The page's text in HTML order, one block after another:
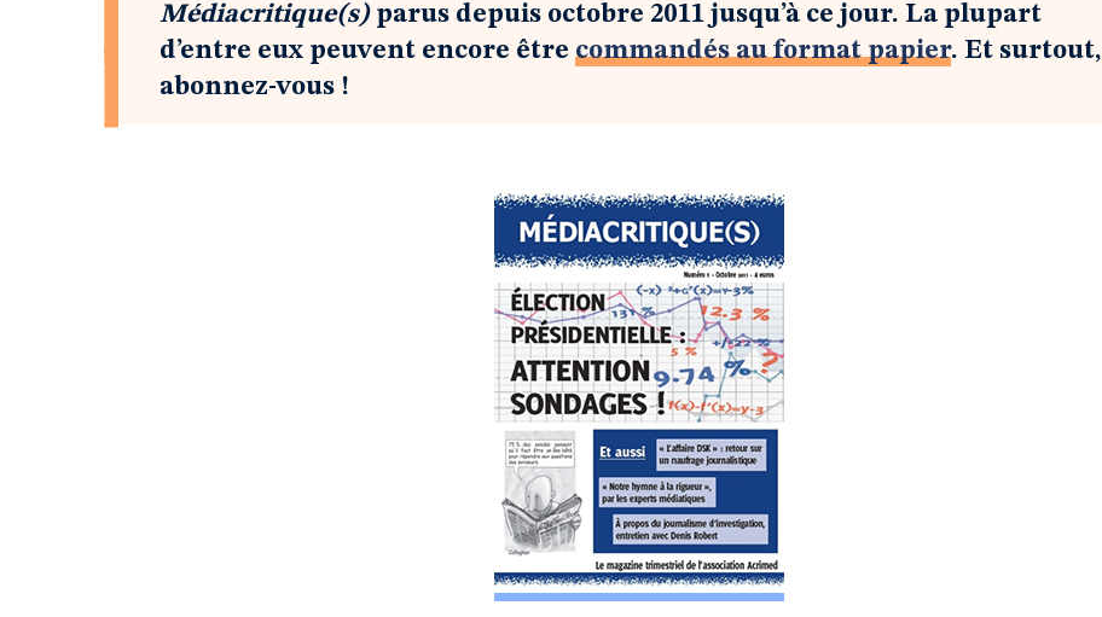
Médiacritique(s)parus depuis octobre 2011 jusqu’à ce jour. La plupart
d’entre eux peuvent encore être commandés au format papier. Et surtout,
abonnez-vous !